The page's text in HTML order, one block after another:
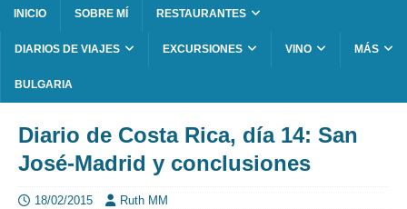
INICIO SOBRE MÍ RESTAURANTES
DIARIOS DE VIAJES EXCURSIONES VINO MÁS
BULGARIA
Diario de Costa Rica, día 14: San
José-Madrid y conclusiones
18/02/2015 Ruth MM